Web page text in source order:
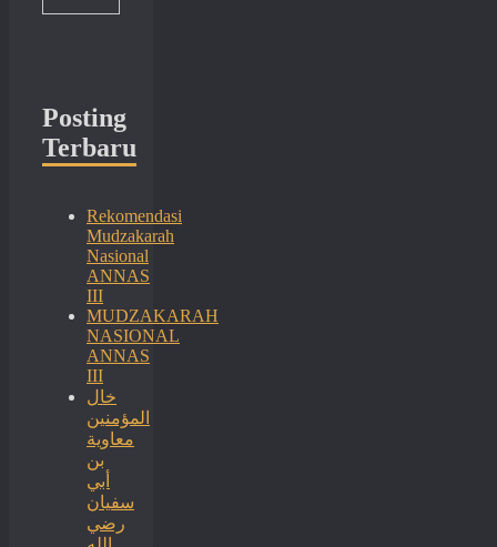
Posting
Terbaru
Rekomendasi
Mudzakarah
Nasional
ANNAS
III
MUDZAKARAH
NASIONAL
ANNAS
III
خال
المؤمنين
معاوية
بن
أبي
سفيان
رضي